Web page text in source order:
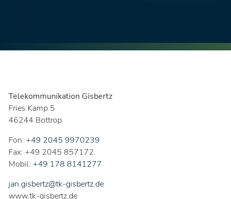
Telekommunikation Gisbertz
Fries Kamp 5
46244 Bottrop
Fon: +49 2045 9970239
Fax: +49 2045 857172
Mobil: +49 178 8141277
jan.gisbertz@tk-gisbertz.de
www.tk-gisbertz.de